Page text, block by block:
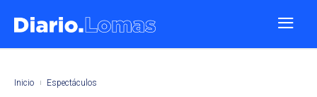
Inicio Espectáculos